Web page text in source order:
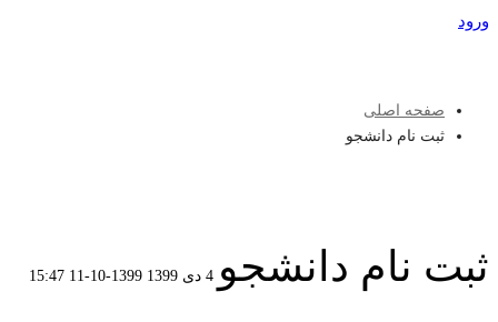
ورود
صفحه اصلی
ثبت نام دانشجو
ثبت نام دانشجو 4 دی 1399 1399-10-11 15:47